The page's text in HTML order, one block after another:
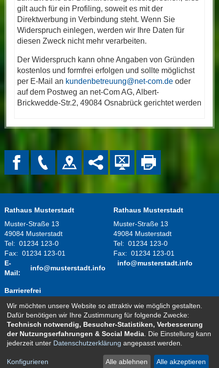
gilt auch für ein Profiling, soweit es mit der
Direktwerbung in Verbindung steht. Wenn Sie
Widerspruch einlegen, werden wir Ihre Daten für
diesen Zweck nicht mehr verarbeiten.
Der Widerspruch kann ohne Angaben von Gründen
kostenlos und formfrei erfolgen und sollte möglichst
per E-Mail an kundenbetreuung@net-com.deoder
auf dem Postweg an net-Com AG, Albert-
Brickwedde-Str.2, 49084 Osnabrück gerichtet werden
Rathaus Musterstadt
Muster-Straße 13
49084 Musterstadt
Tel: 01234 123-0
Fax: 01234 123-01
E-
Mail:
info@musterstadt.info
Rathaus Musterstadt
Muster-Straße 13
49084 Musterstadt
Tel: 01234 123-0
Fax: 01234 123-01
info@musterstadt.info
Montag - Donnerstag:
08.00 Uhr - 12.00 Uhr
14.00 Uhr - 16.00 Uhr
Freitag:
08.00 Uhr - 12.00 Uhr
und nach telefonischer Vereinbarung
Impressum Datenschutz Sitemap
Barrierefrei
Wir möchten unsere Website so attraktiv wie möglich gestalten.
Dafür benötigen wir Ihre Zustimmung für folgende Zwecke:
Technisch notwendig, Besucher-Statistiken, Verbesserung
der Nutzungserfahrungen & Social Media . Die Einstellung kann
jederzeit unter Datenschutzerklärung angepasst werden.
Konfigurieren Alle ablehnen Alle akzeptieren